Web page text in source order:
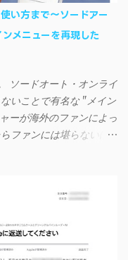
ードが保存されず、い
うもの。 この不具合を
デバイスの言語を英語
でパスワードを入力す
設定は日本語に戻して
使えるようになる。USB
的な不具合が発生して
。 今回の不具合につ
でもレート機能や再生
だ。
い方まで～ソードアー
メニューを再現した
ソードオート・オンライ
いことで有名な "メイン
ーが海外のファンによっ
ファンには堪らないほ
語） gpbeta.com - The
ンストール（導入）手順
のOSにあったファイル
XP, Vista, Win7,